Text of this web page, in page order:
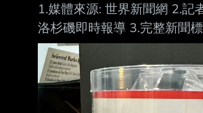
1.媒體來源: 世界新聞網 2.記
洛杉磯即時報導 3.完整新聞
入境 洛海關當毒品查2小時
聞內文: https://i.imgur.com/
懷疑林女士帶的梅子鹽可能是
解釋後才釐清誤會。（圖／